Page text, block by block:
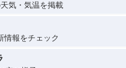
気・気温を掲載
情報をチェック